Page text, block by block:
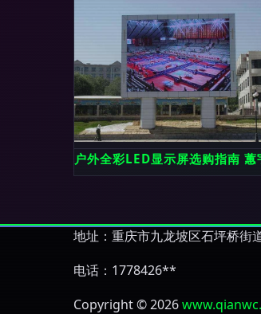
户外全彩LED显示屏选购指南
地址：重庆市九龙坡区石坪桥街
电话：1778426**
Copyright © 2026